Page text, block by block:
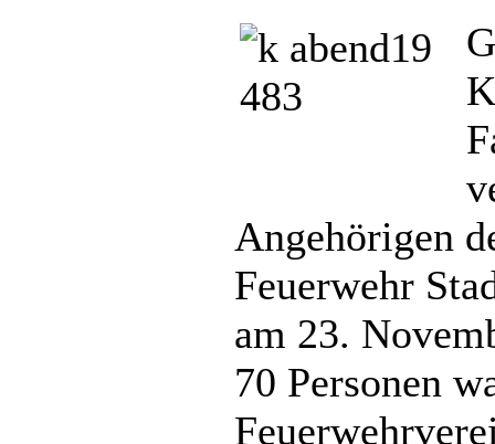
Angehörigen
Feuerwehr
am 23.
70 Personen